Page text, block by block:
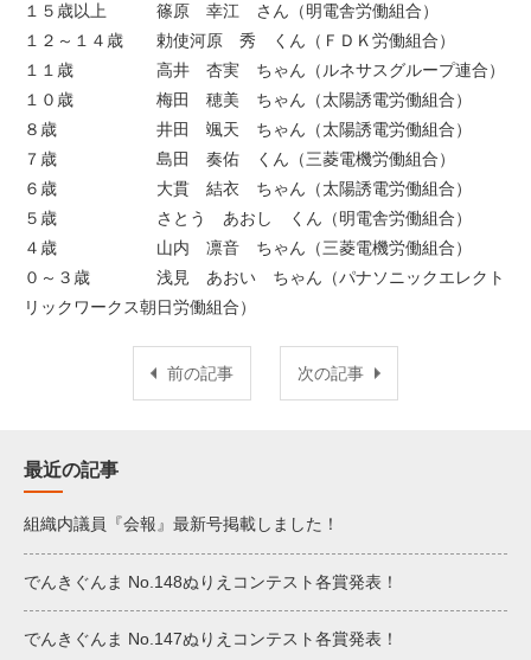
１５歳以上 篠原 幸江 さん（明電舎労働組合）
１２～１４歳 勅使河原 秀 くん（ＦＤＫ労働組合）
１１歳 高井 杏実 ちゃん（ルネサスグループ連合）
１０歳 梅田 穂美 ちゃん（太陽誘電労働組合）
８歳 井田 颯天 ちゃん（太陽誘電労働組合）
７歳 島田 奏佑 くん（三菱電機労働組合）
６歳 大貫 結衣 ちゃん（太陽誘電労働組合）
５歳 さとう あおし くん（明電舎労働組合）
４歳 山内 凛音 ちゃん（三菱電機労働組合）
０～３歳 浅見 あおい ちゃん（パナソニックエレクト
リックワークス朝日労働組合）
前の記事 次の記事
最近の記事
組織内議員『会報』最新号掲載しました！
でんきぐんま No.148ぬりえコンテスト各賞発表！
でんきぐんま No.147ぬりえコンテスト各賞発表！